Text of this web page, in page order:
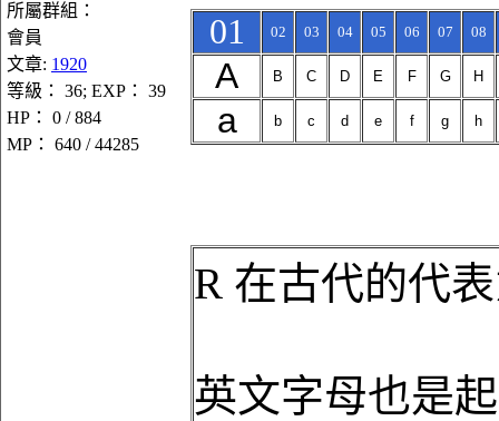
所屬群組：
會員
文章: 1920
等級： 36; EXP： 39
HP： 0 / 884
MP： 640 / 44285
01 02 03 04 05 06 07 08
A B C D E F G H
a b c d e f g h
R 在古代的代
英文字母也是